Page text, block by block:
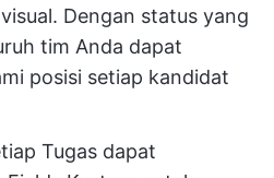
Dengan status yang
tim Anda dapat
posisi setiap kandidat
Tugas dapat